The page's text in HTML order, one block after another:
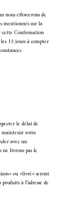
nous efforcerons de
mentionnés sur la
cette Confirmation
15 jours à compter
le délai de
maintenir votre
avec un
livrons pas le
ou «livré» seront
à l’adresse de